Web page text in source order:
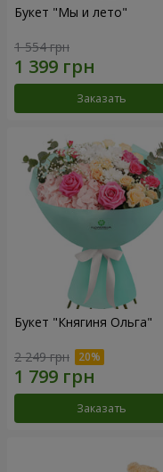
Букет "Мы и лето"
1 554 грн
Заказать
Букет "Княгиня Ольга"
2 249 грн
Заказать